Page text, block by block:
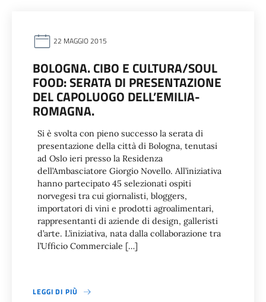
22 MAGGIO 2015
BOLOGNA. CIBO E CULTURA/SOUL
FOOD: SERATA DI PRESENTAZIONE
DEL CAPOLUOGO DELL’EMILIA-
ROMAGNA.
Si è svolta con pieno successo la serata di
presentazione della città di Bologna, tenutasi
ad Oslo ieri presso la Residenza
dell’Ambasciatore Giorgio Novello. All’iniziativa
hanno partecipato 45 selezionati ospiti
norvegesi tra cui giornalisti, bloggers,
importatori di vini e prodotti agroalimentari,
rappresentanti di aziende di design, galleristi
d’arte. L’iniziativa, nata dalla collaborazione tra
l’Ufficio Commerciale […]
LEGGI DI PIÙ